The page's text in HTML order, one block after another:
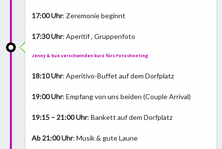
17:00 Uhr: Zeremonie beginnt
17:30 Uhr: Aperitif , Gruppenfoto
Jenny & Sue verschwinden kurz fürs Fotoshooting
18:10 Uhr: Aperitivo-Buffet auf dem Dorfplatz
19:00 Uhr: Empfang von uns beiden (Couple Arrival)
19:15 – 21:00 Uhr: Bankett auf dem Dorfplatz
Ab 21:00 Uhr: Musik & gute Laune